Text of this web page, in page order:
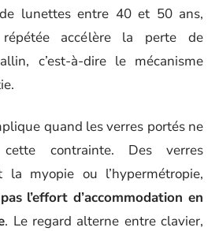
lunettes entre 40 et 50 ans,
accélère la perte de
c’est-à-dire le mécanisme
quand les verres portés ne
contrainte. Des verres
la myopie ou l’hypermétropie,
l’effort d’accommodation en
. Le regard alterne entre clavier,